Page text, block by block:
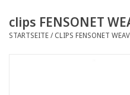
clips FENSONET
STARTSEITE / CLIPS FENSONET